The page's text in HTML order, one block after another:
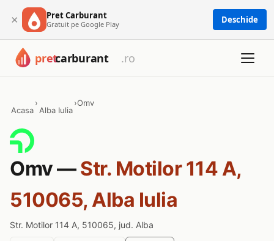
× Pret Carburant
Gratuit pe Google Play Deschide
Acasa
›
Alba Iulia
›Omv
Omv —Str. Motilor 114 A,
510065, Alba Iulia
Str. Motilor 114 A, 510065, jud. Alba